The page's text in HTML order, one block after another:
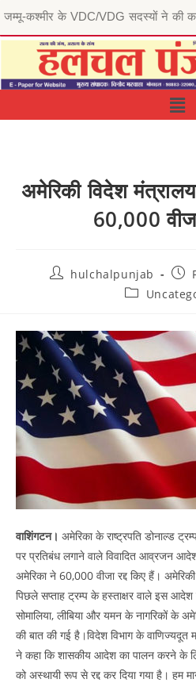
अमेरिकी विदेश
60,000
hulchalpunjab
वाशिंगटन। अमेरिका के राष्ट्रपति डोनाल्ड
पर प्रतिबंध लगाने वाले विवादित आव्रजन
अमेरिका ने 60,000 वीजा रद्द किए हैं।
पिछले सप्ताह ट्रम्प के हस्ताक्षर वाले इस आदेश
सोमालिया, लीबिया और यमन के नागरिकों के
की बात की गई है।विदेश विभाग के वाणिज्यदूत
ने कहा कि शासकीय आदेश का पालन करने के
को अस्थायी रूप से रद्द कर दिया गया है। हम